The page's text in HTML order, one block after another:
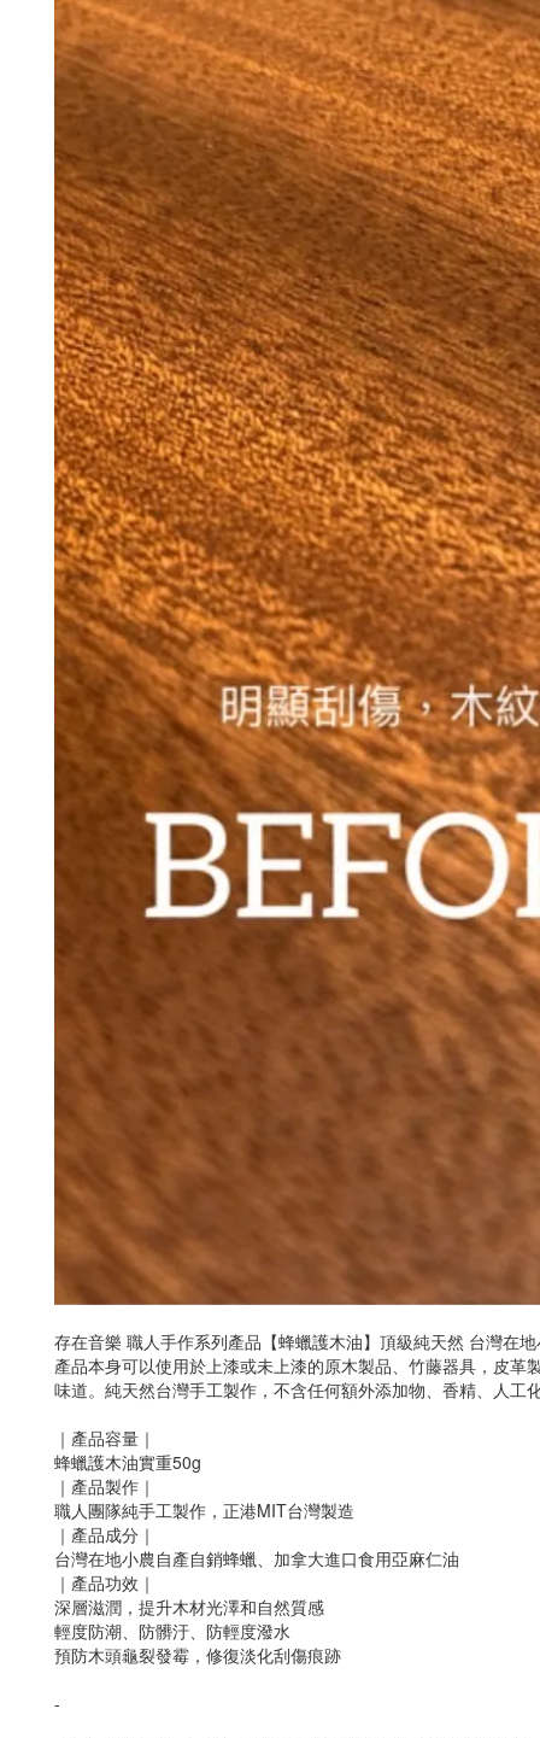
存在音樂 職人手作系列產品【蜂蠟護木油】頂級純天然 台灣在
產品本身可以使用於上漆或未上漆的原木製品、竹藤器具，皮
味道。純天然台灣手工製作，不含任何額外添加物、香精、人工
｜產品容量｜
蜂蠟護木油實重50g
｜產品製作｜
職人團隊純手工製作，正港MIT台灣製造
｜產品成分｜
台灣在地小農自產自銷蜂蠟、加拿大進口食用亞麻仁油
｜產品功效｜
深層滋潤，提升木材光澤和自然質感
輕度防潮、防髒汙、防輕度潑水
預防木頭龜裂發霉，修復淡化刮傷痕跡
-